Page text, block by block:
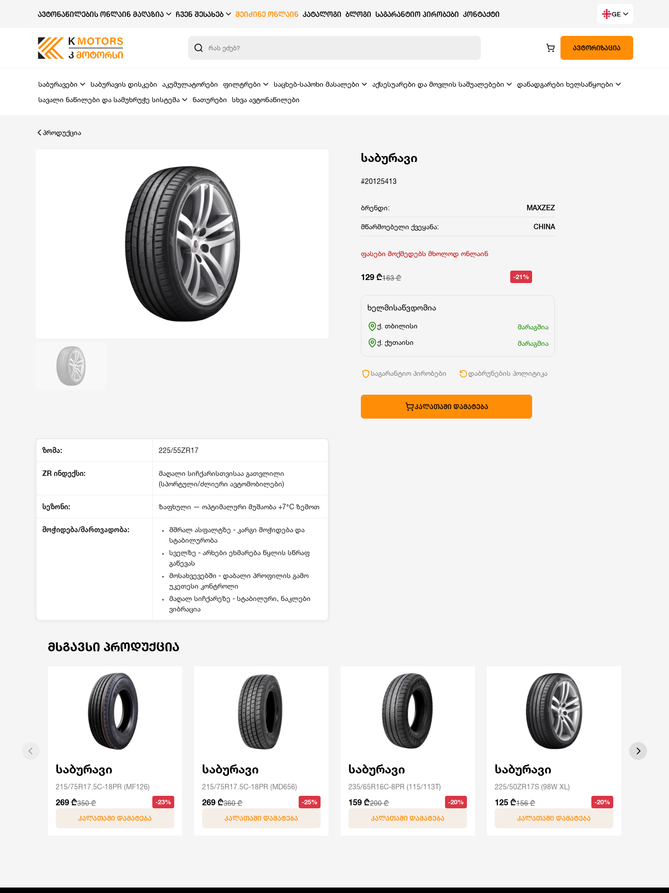
ᲐᲕᲢᲝᲜᲐᲬᲘᲚᲔᲑᲘᲡ ᲝᲜᲚᲐᲘᲜ ᲛᲐᲦᲐᲖᲘᲐ ᲩᲕᲔᲜ ᲨᲔᲡᲐᲮᲔᲑ ᲨᲔᲘᲫᲘᲜᲔ ᲝᲜᲚᲐᲘᲜ ᲙᲐᲢᲐᲚᲝᲒᲘ ᲑᲚᲝᲒᲘ ᲡᲐᲒᲐᲠᲐᲜᲢᲘᲝ ᲞᲘᲠᲝᲑᲔᲑᲘ ᲙᲝᲜᲢᲐᲥᲢᲘ GE
ᲐᲕᲢᲝᲠᲘᲖᲐᲪᲘᲐ
საბურავები საბურავის დისკები აკუმულატორები ფილტრები საცხებ-საპოხი მასალები აქსესუარები და მოვლის საშუალებები
დანადგარები ხელსაწყოები
სავალი ნაწილები და სამუხრუჭე სისტემა
ნათურები სხვა ავტონაწილები
პროდუქცია
საბურავი
#20125413
ბრენდი: MAXZEZ
მწარმოებელი ქვეყანა: CHINA
ფასები მოქმედებს მხოლოდ ონლაინ
129 ₾163 ₾ -21%
ხელმისაწვდომია
ქ. თბილისი
მარაგშია
ქ. ქუთაისი
მარაგშია
საგარანტიო პირობები დაბრუნების პოლიტიკა
ᲙᲐᲚᲐᲗᲐᲨᲘ ᲓᲐᲛᲐᲢᲔᲑᲐ
ზომა: 225/55ZR17
ZR ინდექსი:
მაღალი სიჩქარისთვისაა გათვლილი
(სპორტული/ძლიერი ავტომობილები)
სეზონი: ზაფხული — ოპტიმალური მუშაობა +7°C ზემოთ
მოჭიდება/მართვადობა:
მშრალ ასფალტზე - კარგი მოჭიდება და
სტაბილურობა
სველზე - არხები ეხმარება წყლის სწრაფ
გაწევას
მოსახვევებში - დაბალი პროფილის გამო
უკეთესი კონტროლი
მაღალ სიჩქარეზე - სტაბილური, ნაკლები
ვიბრაცია
ᲛᲡᲒᲐᲕᲡᲘ ᲞᲠᲝᲓᲣᲥᲪᲘᲐ
საბურავი
215/75R17.5C-18PR (MF126)
269 ₾350 ₾ -23%
ᲙᲐᲚᲐᲗᲐᲨᲘ ᲓᲐᲛᲐᲢᲔᲑᲐ
საბურავი
215/75R17.5C-18PR (MD656)
269 ₾360 ₾ -25%
ᲙᲐᲚᲐᲗᲐᲨᲘ ᲓᲐᲛᲐᲢᲔᲑᲐ
საბურავი
235/65R16C-8PR (115/113T)
159 ₾200 ₾ -20%
ᲙᲐᲚᲐᲗᲐᲨᲘ ᲓᲐᲛᲐᲢᲔᲑᲐ
საბურავი
225/50ZR17S (98W XL)
125 ₾156 ₾ -20%
ᲙᲐᲚᲐᲗᲐᲨᲘ ᲓᲐᲛᲐᲢᲔᲑᲐ